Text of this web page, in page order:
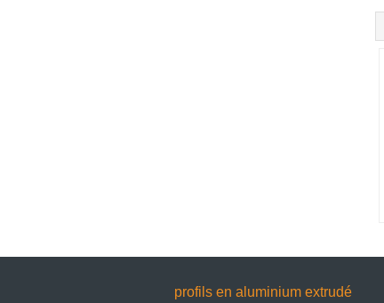
profils en aluminium extrudé